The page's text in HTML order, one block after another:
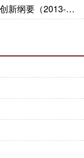
中医预防保健（治未病）服务科技创新纲要（2013-2020年）